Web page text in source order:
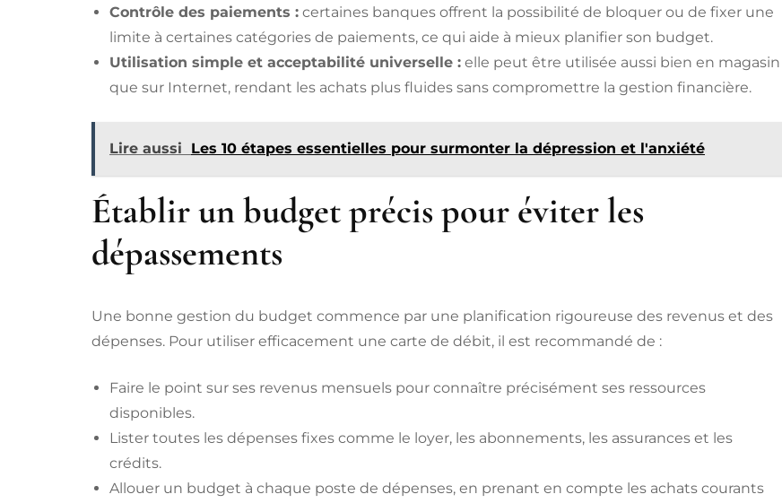
Contrôle des paiements : certaines banques offrent la possibilité de bloquer ou de fixer une
limite à certaines catégories de paiements, ce qui aide à mieux planifier son budget.
Utilisation simple et acceptabilité universelle : elle peut être utilisée aussi bien en magasin
que sur Internet, rendant les achats plus fluides sans compromettre la gestion financière.
Lire aussi Les 10 étapes essentielles pour surmonter la dépression et l'anxiété
Établir un budget précis pour éviter les
dépassements
Une bonne gestion du budget commence par une planification rigoureuse des revenus et des
dépenses. Pour utiliser efficacement une carte de débit, il est recommandé de :
Faire le point sur ses revenus mensuels pour connaître précisément ses ressources
disponibles.
Lister toutes les dépenses fixes comme le loyer, les abonnements, les assurances et les
crédits.
Allouer un budget à chaque poste de dépenses, en prenant en compte les achats courants